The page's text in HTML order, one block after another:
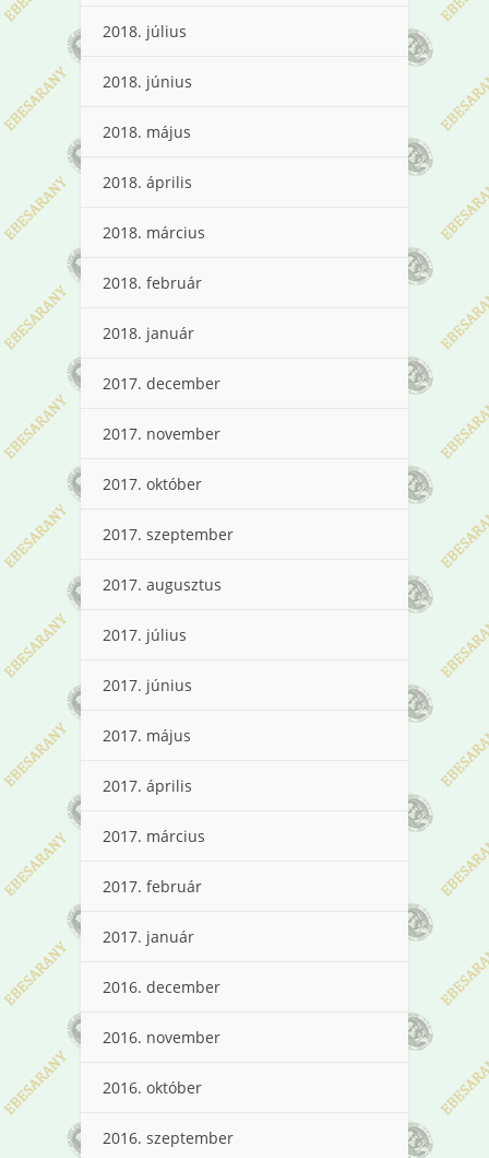
2018. július
2018. június
2018. május
2018. április
2018. március
2018. február
2018. január
2017. december
2017. november
2017. október
2017. szeptember
2017. augusztus
2017. július
2017. június
2017. május
2017. április
2017. március
2017. február
2017. január
2016. december
2016. november
2016. október
2016. szeptember